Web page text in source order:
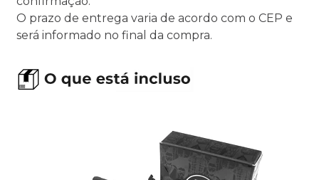
O prazo de entrega varia de acordo com o CEP e
será informado no final da compra.